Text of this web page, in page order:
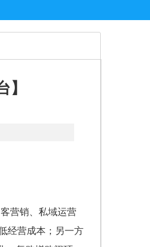
营销、私域运营
经营成本；另一方